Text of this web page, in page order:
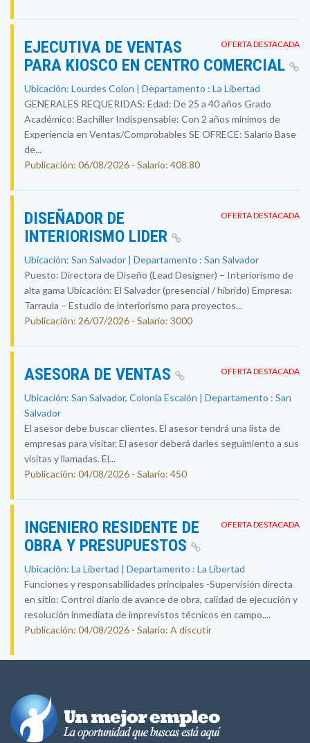
OFERTA DESTACADA
EJECUTIVA DE VENTAS
PARA KIOSCO EN CENTRO COMERCIAL
Ubicación: Lourdes Colon | Departamento : La Libertad
GENERALES REQUERIDAS: Edad: De 25 a 40 años Grado
Académico: Bachiller Indispensable: Con 2 años mínimos de
Experiencia en Ventas/Comprobables SE OFRECE: Salario Base
de...
Publicación: 06/08/2026 - Salario: 408.80
OFERTA DESTACADA
DISEÑADOR DE
INTERIORISMO LIDER
Ubicación: San Salvador | Departamento : San Salvador
Puesto: Directora de Diseño (Lead Designer) – Interiorismo de
alta gama Ubicación: El Salvador (presencial / híbrido) Empresa:
Tarraula – Estudio de interiorismo para proyectos...
Publicación: 26/07/2026 - Salario: 3000
OFERTA DESTACADA
ASESORA DE VENTAS
Ubicación: San Salvador, Colonia Escalón | Departamento : San
Salvador
El asesor debe buscar clientes. El asesor tendrá una lista de
empresas para visitar. El asesor deberá darles seguimiento a sus
visitas y llamadas. El...
Publicación: 04/08/2026 - Salario: 450
OFERTA DESTACADA
INGENIERO RESIDENTE DE
OBRA Y PRESUPUESTOS
Ubicación: La Libertad | Departamento : La Libertad
Funciones y responsabilidades principales -Supervisión directa
en sitio: Control diario de avance de obra, calidad de ejecución y
resolución inmediata de imprevistos técnicos en campo....
Publicación: 04/08/2026 - Salario: A discutir